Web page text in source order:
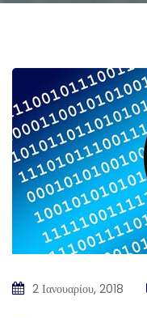
2 Ιανουαρίου, 2018